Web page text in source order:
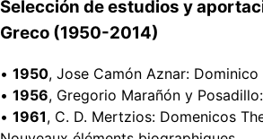
Selección de estudios y
Greco (1950-2014)
• 1950, Jose Camón Aznar: Dominico
• 1956, Gregorio Marañón y
• 1961, C. D. Mertzios: Domenicos